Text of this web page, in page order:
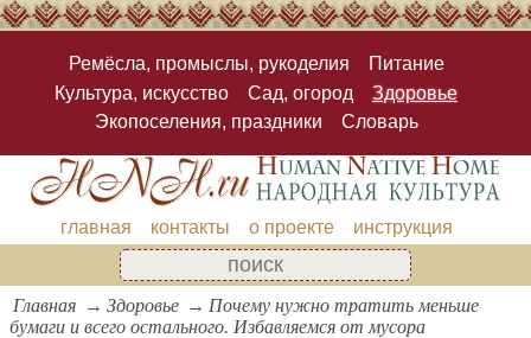
Ремёсла, промыслы, рукоделия
Питание
Культура, искусство
Сад, огород
Здоровье
Экопоселения, праздники
Словарь
главная контакты о проекте инструкция
Главная Здоровье
Почему нужно тратить меньше
бумаги и всего остального. Избавляемся от мусора